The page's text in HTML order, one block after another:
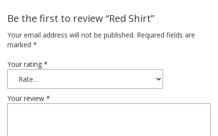
Be the first to review “Red Shirt”
Your email address will not be published. Required fields are
marked *
Your rating *
Your review *